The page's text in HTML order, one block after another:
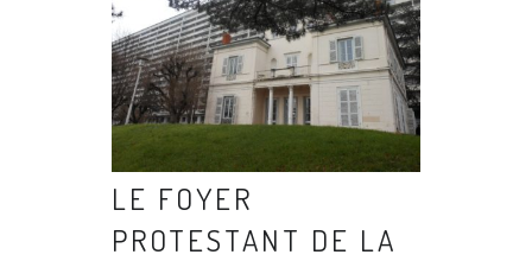
LE FOYER
PROTESTANT DE LA